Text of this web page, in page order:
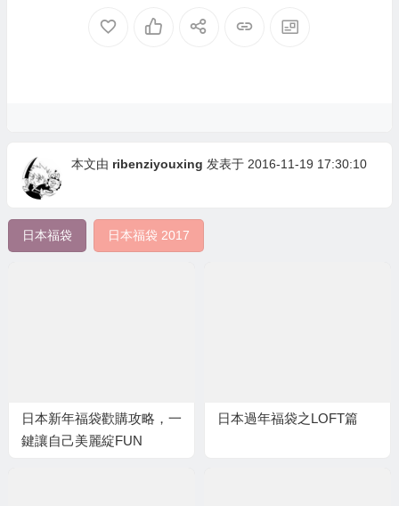
本文由 ribenziyouxing 发表于 2016-11-19 17:30:10
日本福袋 日本福袋 2017
日本新年福袋歡購攻略，一
鍵讓自己美麗綻FUN
日本過年福袋之LOFT篇